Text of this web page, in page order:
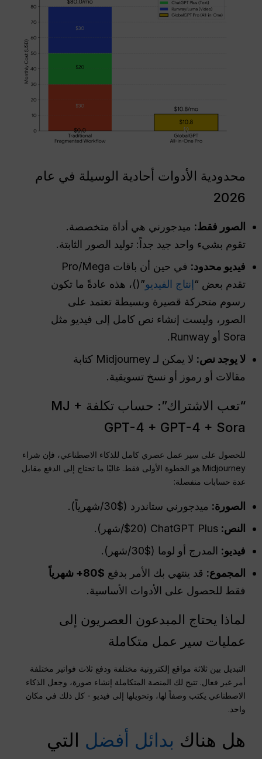
محدودية الأدوات أحادية الوسيلة في عام
2026
الصور فقط: ميدجورني هي أداة متخصصة.
تقوم بشيء واحد جيد جداً: توليد الصور الثابتة.
فيديو محدود:
في حين أن باقات Pro/Mega
تقدم بعض “إنتاج الفيديو”()، هذه عادةً ما تكون
رسوم متحركة قصيرة وبسيطة تعتمد على
الصور، وليست إنشاء نص كامل إلى فيديو مثل
Sora أو Runway.
لا يوجد نص:
لا يمكن لـ Midjourney كتابة
مقالات أو رموز أو نسخ تسويقية.
“تعب الاشتراك”: حساب تكلفة MJ +
GPT-4 + GPT-4 + Sora
للحصول على سير عمل عصري كامل للذكاء الاصطناعي، فإن شراء
Midjourney هو الخطوة الأولى فقط. غالبًا ما تحتاج إلى الدفع مقابل
عدة حسابات منفصلة:
الصورة: ميدجورني ستاندرد ($30/شهرياً).
النص: ChatGPT Plus ($20/شهر).
فيديو: المدرج أو لوما ($30/شهر).
المجموع: قد ينتهي بك الأمر بدفع $80+ شهرياً
فقط للحصول على الأدوات الأساسية.
لماذا يحتاج المبدعون العصريون إلى
عمليات سير عمل متكاملة
التبديل بين ثلاثة مواقع إلكترونية مختلفة ودفع ثلاث فواتير مختلفة
أمر غير فعال. تتيح لك المنصة المتكاملة إنشاء صورة، وجعل الذكاء
الاصطناعي يكتب وصفاً لها، وتحويلها إلى فيديو - كل ذلك في مكان
واحد.
هل هناك بدائل أفضل التي